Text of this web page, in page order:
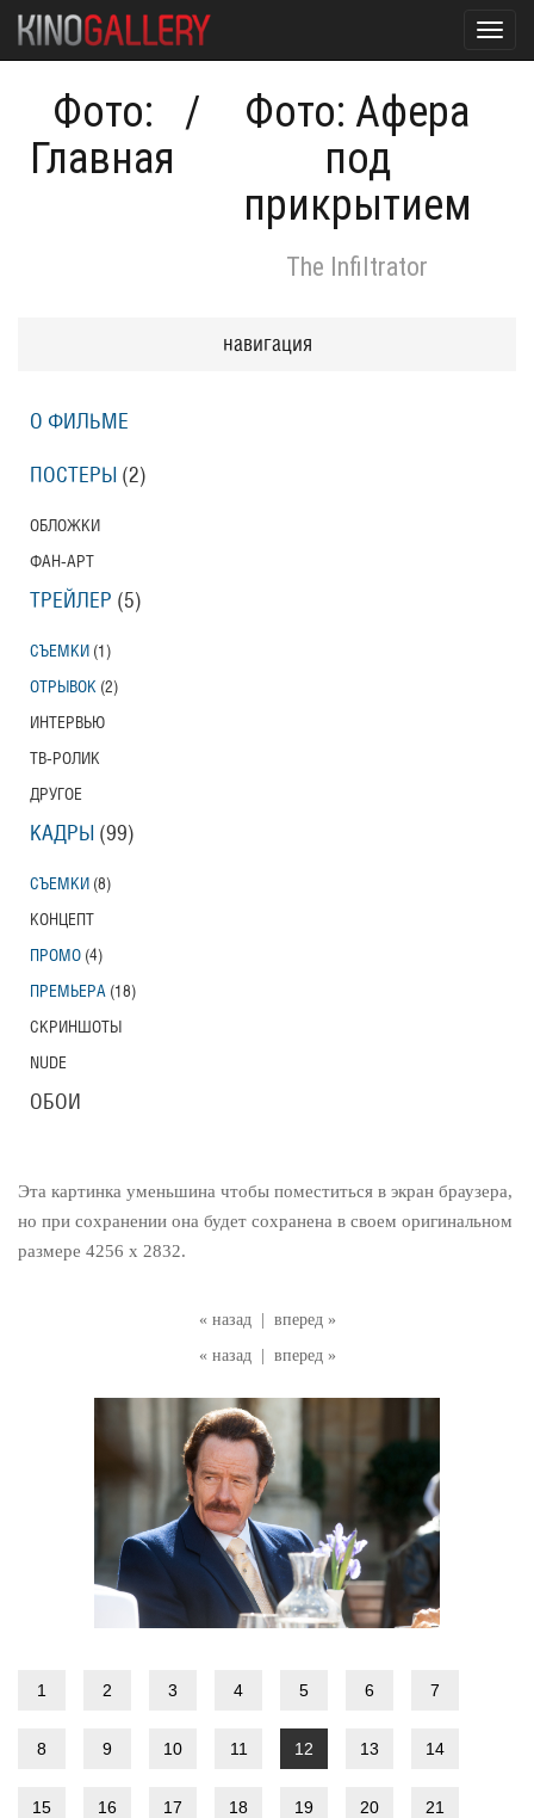
Фото:
Главная
/
Фото: Афера
под
прикрытием
The Infiltrator
« назад
вперед »
« назад
вперед »
Эта картинка уменьшина чтобы поместиться в экран браузера,
но при сохранении она будет сохранена в своем оригинальном
размере 4256 x 2832.
1 2 3 4 5 6 7
8 9 10 11 12 13 14
15 16 17 18 19 20 21
навигация
О ФИЛЬМЕ
ПОСТЕРЫ (2)
ОБЛОЖКИ
ФАН-АРТ
ТРЕЙЛЕР (5)
СЪЕМКИ (1)
ОТРЫВОК (2)
ИНТЕРВЬЮ
ТВ-РОЛИК
ДРУГОЕ
КАДРЫ (99)
СЪЕМКИ (8)
КОНЦЕПТ
ПРОМО (4)
ПРЕМЬЕРА (18)
СКРИНШОТЫ
NUDE
ОБОИ